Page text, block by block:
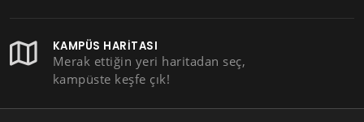
KAMPÜS HARITASI
Merak ettiğin yeri haritadan seç,
kampüste keşfe çık!